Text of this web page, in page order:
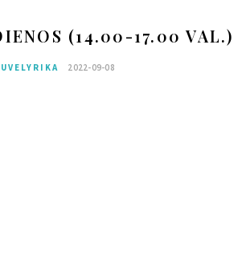
(14.00-17.00 VAL.)
2022-09-08